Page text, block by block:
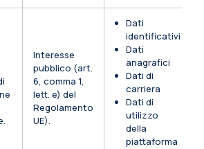
Interesse
pubblico (art.
6, comma 1,
lett. e) del
Regolamento
UE).
Dati
identificativi
Dati
anagrafici
Dati di
carriera
Dati di
utilizzo
della
piattaforma